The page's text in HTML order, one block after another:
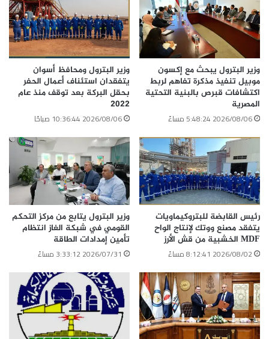
وزير البترول يبحث مع إكسون
موبيل تنفيذ مذكرة تفاهم لربط
اكتشافات قبرص بالبنية التحتية
المصرية
2026/08/06 5:48:24 مساءً
وزير البترول ومحافظ أسوان
يتفقدان استئناف أعمال الحفر
بحقل البركة بعد توقف منذ عام
2022
2026/08/06 10:36:44 صباحًا
رئيس القابضة للبتروكيماويات
يتفقد مصنع ووتك لإنتاج الواح
MDF الخشبية من قش الأرز
2026/08/02 8:12:41 مساءً
وزير البترول يتابع من مركز التحكم
القومي في شبكة الغاز انتظام
تأمين إمدادات الطاقة
2026/07/31 3:33:12 مساءً